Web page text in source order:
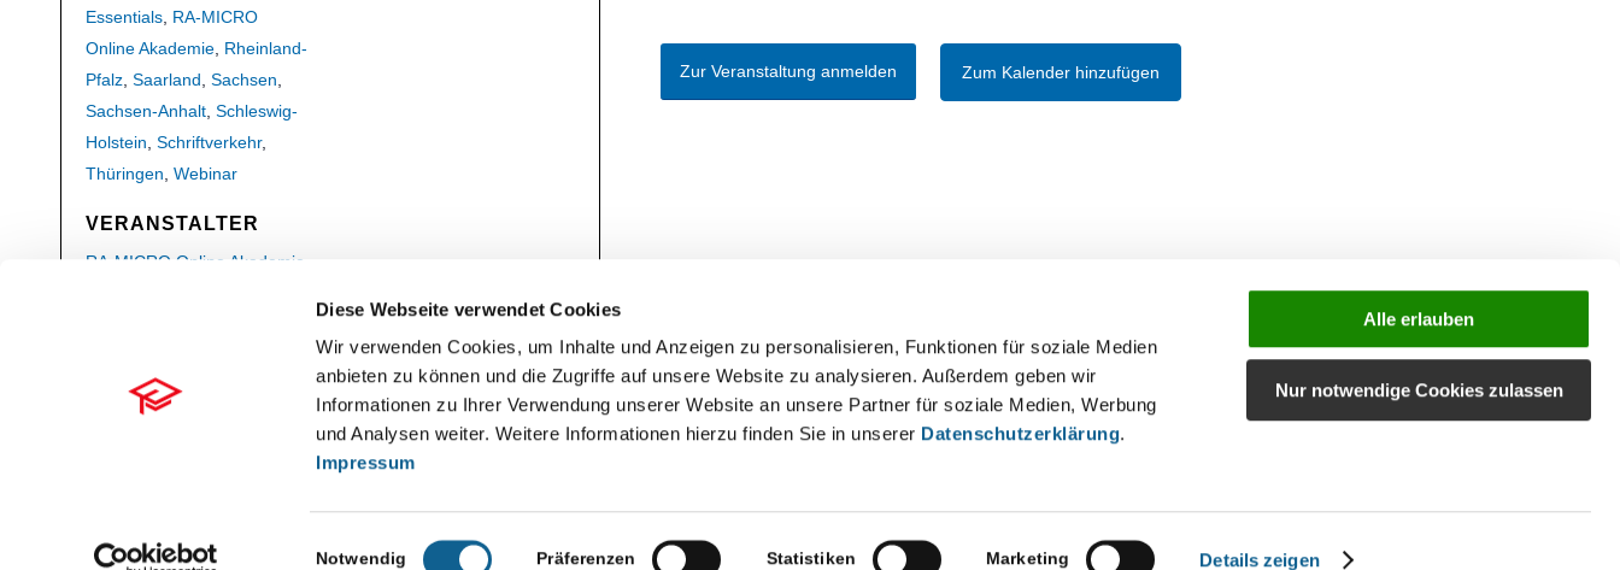
Diese Webseite verwendet Cookies
Wir verwenden Cookies, um Inhalte und Anzeigen zu personalisieren, Funktionen für soziale Medien
anbieten zu können und die Zugriffe auf unsere Website zu analysieren. Außerdem geben wir
Informationen zu Ihrer Verwendung unserer Website an unsere Partner für soziale Medien, Werbung
und Analysen weiter. Weitere Informationen hierzu finden Sie in unserer Datenschutzerklärung.
Impressum
Einwilligungsauswahl
Notwendig Präferenzen Statistiken Marketing Details zeigen
Alle erlauben
Nur notwendige Cookies zulassen
Zur Veranstaltung anmelden Zum Kalender hinzufügen
Essentials RA-MICRO
Online Akademie Rheinland-
Pfalz Saarland Sachsen
Sachsen-Anhalt Schleswig-
Holstein Schriftverkehr,
Thüringen Webinar
VERANSTALTER
RA-MICRO Online Akademie
online-akademie@ra-micro.de
Veranstalter-Website anzeigen